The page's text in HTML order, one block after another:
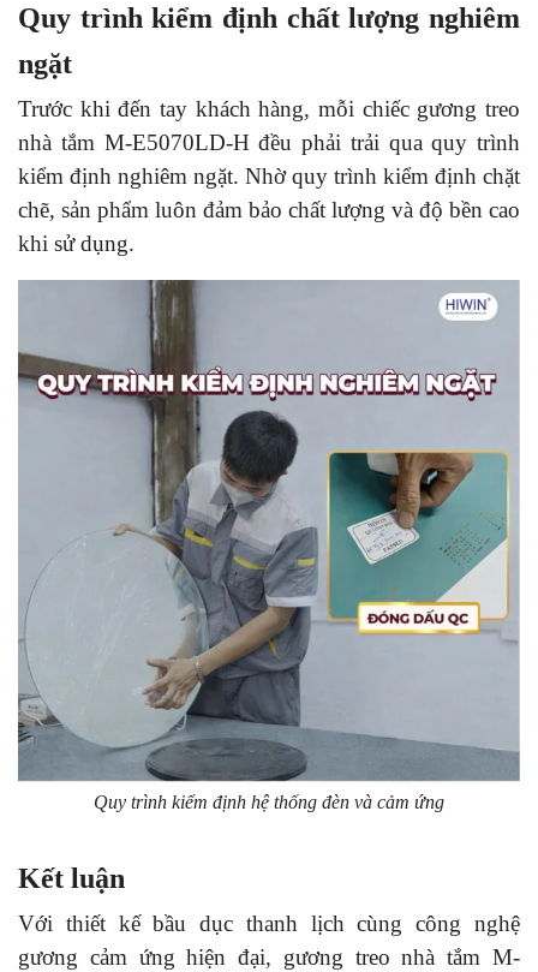
Quy trình kiểm định chất lượng nghiêm
ngặt
Trước khi đến tay khách hàng, mỗi chiếc gương treo
nhà tắm M-E5070LD-H đều phải trải qua quy trình
kiểm định nghiêm ngặt. Nhờ quy trình kiểm định chặt
chẽ, sản phẩm luôn đảm bảo chất lượng và độ bền cao
khi sử dụng.
Quy trình kiểm định hệ thống đèn và cảm ứng
Kết luận
Với thiết kế bầu dục thanh lịch cùng công nghệ
gương cảm ứng hiện đại, gương treo nhà tắm M-